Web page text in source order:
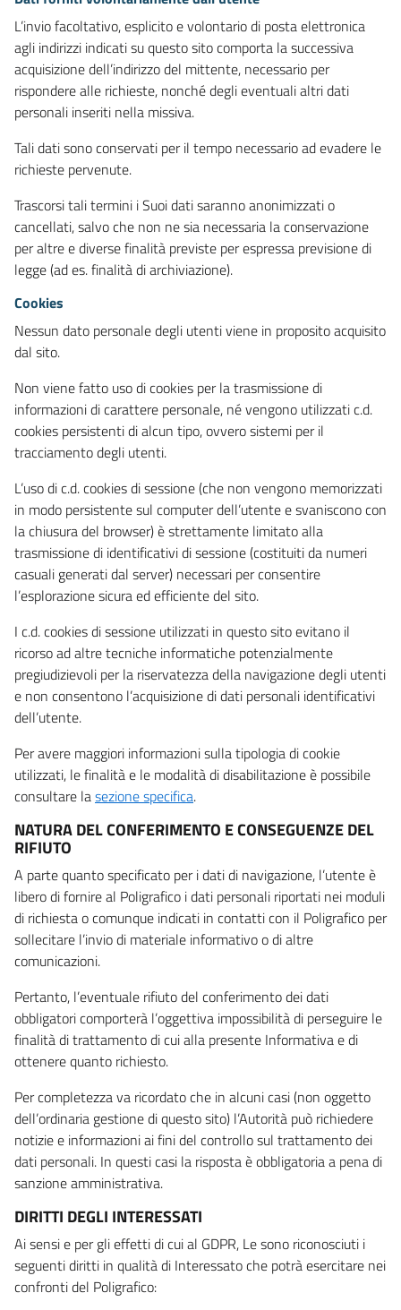
L’invio facoltativo, esplicito e volontario di posta elettronica
agli indirizzi indicati su questo sito comporta la successiva
acquisizione dell’indirizzo del mittente, necessario per
rispondere alle richieste, nonché degli eventuali altri dati
personali inseriti nella missiva.
Tali dati sono conservati per il tempo necessario ad evadere le
richieste pervenute.
Trascorsi tali termini i Suoi dati saranno anonimizzati o
cancellati, salvo che non ne sia necessaria la conservazione
per altre e diverse finalità previste per espressa previsione di
legge (ad es. finalità di archiviazione).
Cookies
Nessun dato personale degli utenti viene in proposito acquisito
dal sito.
Non viene fatto uso di cookies per la trasmissione di
informazioni di carattere personale, né vengono utilizzati c.d.
cookies persistenti di alcun tipo, ovvero sistemi per il
tracciamento degli utenti.
L’uso di c.d. cookies di sessione (che non vengono memorizzati
in modo persistente sul computer dell’utente e svaniscono con
la chiusura del browser) è strettamente limitato alla
trasmissione di identificativi di sessione (costituiti da numeri
casuali generati dal server) necessari per consentire
l’esplorazione sicura ed efficiente del sito.
I c.d. cookies di sessione utilizzati in questo sito evitano il
ricorso ad altre tecniche informatiche potenzialmente
pregiudizievoli per la riservatezza della navigazione degli utenti
e non consentono l’acquisizione di dati personali identificativi
dell’utente.
Per avere maggiori informazioni sulla tipologia di cookie
utilizzati, le finalità e le modalità di disabilitazione è possibile
consultare lasezione specifica.
NATURA DEL CONFERIMENTO E CONSEGUENZE DEL
RIFIUTO
A parte quanto specificato per i dati di navigazione, l’utente è
libero di fornire al Poligrafico i dati personali riportati nei moduli
di richiesta o comunque indicati in contatti con il Poligrafico per
sollecitare l’invio di materiale informativo o di altre
comunicazioni.
Pertanto, l’eventuale rifiuto del conferimento dei dati
obbligatori comporterà l’oggettiva impossibilità di perseguire le
finalità di trattamento di cui alla presente Informativa e di
ottenere quanto richiesto.
Per completezza va ricordato che in alcuni casi (non oggetto
dell’ordinaria gestione di questo sito) l’Autorità può richiedere
notizie e informazioni ai fini del controllo sul trattamento dei
dati personali. In questi casi la risposta è obbligatoria a pena di
sanzione amministrativa.
DIRITTI DEGLI INTERESSATI
Ai sensi e per gli effetti di cui al GDPR, Le sono riconosciuti i
seguenti diritti in qualità di Interessato che potrà esercitare nei
confronti del Poligrafico: